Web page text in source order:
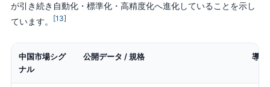
が引き続き自動化・標準化・高精度化へ進化していることを示し
ています。
[13]
中国市場シグ
ナル
公開データ / 規格 導か